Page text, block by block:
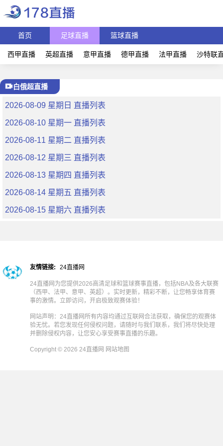
首页 足球直播 篮球直播
西甲直播 英超直播 意甲直播 德甲直播 法甲直播 沙特联
白俄超直播
2026-08-09 星期日 直播列表
2026-08-10 星期一 直播列表
2026-08-11 星期二 直播列表
2026-08-12 星期三 直播列表
2026-08-13 星期四 直播列表
2026-08-14 星期五 直播列表
2026-08-15 星期六 直播列表
友情链接: 24直播网
24直播网为您提供2026高清足球和篮球赛事直播，包括NBA及各大联赛
（西甲、法甲、意甲、英超）。实时更新，精彩不断，让您畅享体育赛
事的激情。立即访问，开启极致观赛体验！
网站声明：24直播网所有内容均通过互联网合法获取，确保您的观赛体
验无忧。若您发现任何侵权问题，请随时与我们联系，我们将尽快处理
并删除侵权内容，让您安心享受赛事直播的乐趣。
Copyright © 2026 24直播网 网站地图